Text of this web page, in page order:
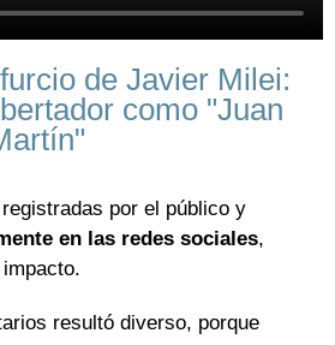
de Javier Milei:
como "Juan
por el público y
en las redes sociales,
resultó diverso, porque